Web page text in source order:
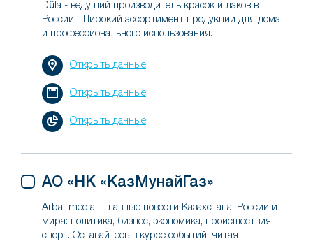
Düfa - ведущий производитель красок и лаков в
России. Широкий ассортимент продукции для дома
и профессионального использования.
Открыть данные
Открыть данные
Открыть данные
АО «НК «КазМунайГаз»
Arbat media - главные новости Казахстана, России и
мира: политика, бизнес, экономика, происшествия,
спорт. Оставайтесь в курсе событий, читая